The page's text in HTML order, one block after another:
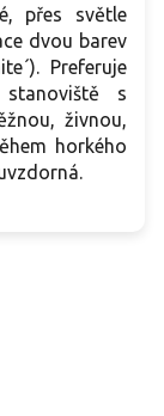
přes světle
dvou barev
Preferuje
s
živnou,
horkého